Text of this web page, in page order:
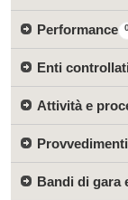
Performance
Enti controllati
Attività e
Provvedimenti
Bandi di gara